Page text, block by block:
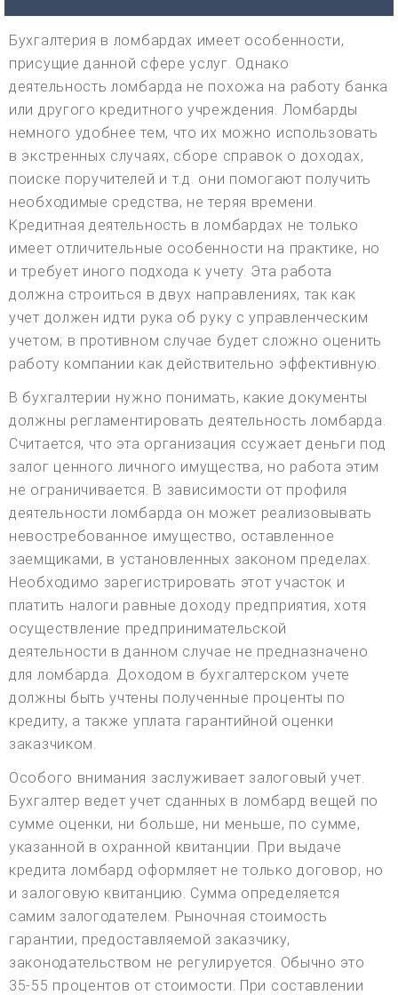
Бухгалтерия в ломбардах имеет особенности,
присущие данной сфере услуг. Однако
деятельность ломбарда не похожа на работу банка
или другого кредитного учреждения. Ломбарды
немного удобнее тем, что их можно использовать
в экстренных случаях, сборе справок о доходах,
поиске поручителей и т.д. они помогают получить
необходимые средства, не теряя времени.
Кредитная деятельность в ломбардах не только
имеет отличительные особенности на практике, но
и требует иного подхода к учету. Эта работа
должна строиться в двух направлениях, так как
учет должен идти рука об руку с управленческим
учетом; в противном случае будет сложно оценить
работу компании как действительно эффективную.
В бухгалтерии нужно понимать, какие документы
должны регламентировать деятельность ломбарда.
Считается, что эта организация ссужает деньги под
залог ценного личного имущества, но работа этим
не ограничивается. В зависимости от профиля
деятельности ломбарда он может реализовывать
невостребованное имущество, оставленное
заемщиками, в установленных законом пределах.
Необходимо зарегистрировать этот участок и
платить налоги равные доходу предприятия, хотя
осуществление предпринимательской
деятельности в данном случае не предназначено
для ломбарда. Доходом в бухгалтерском учете
должны быть учтены полученные проценты по
кредиту, а также уплата гарантийной оценки
заказчиком.
Особого внимания заслуживает залоговый учет.
Бухгалтер ведет учет сданных в ломбард вещей по
сумме оценки, ни больше, ни меньше, по сумме,
указанной в охранной квитанции. При выдаче
кредита ломбард оформляет не только договор, но
и залоговую квитанцию. Сумма определяется
самим залогодателем. Рыночная стоимость
гарантии, предоставляемой заказчику,
законодательством не регулируется. Обычно это
35-55 процентов от стоимости. При составлении